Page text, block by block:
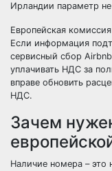
Ирландии параметр
Европейская
Если информация
сервисный сбор
уплачивать НДС за
вправе обновить
НДС.
Зачем
Наличие номера –